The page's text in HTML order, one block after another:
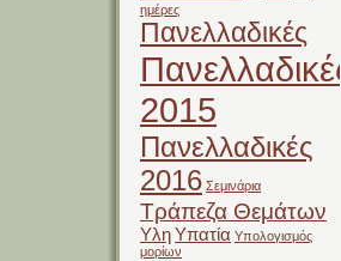
ημέρες
Πανελλαδικές
Πανελλαδικές
2015
Πανελλαδικές
2016 Σεμινάρια
Τράπεζα Θεμάτων
ΥληΥπατία Υπολογισμός
μορίων